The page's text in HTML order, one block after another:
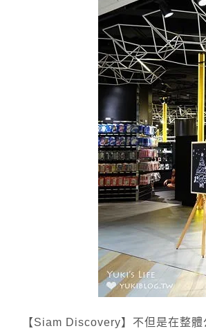
【Siam Discovery】不但是在整